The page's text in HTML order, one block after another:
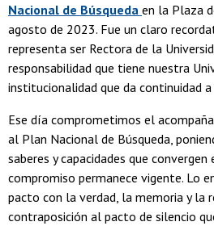
Nacional de Búsqueda en la Plaza
agosto de 2023. Fue un claro
representa ser Rectora de la
responsabilidad que tiene nuestra
institucionalidad que da continuidad
Ese día comprometimos el
al Plan Nacional de Búsqueda,
saberes y capacidades que
compromiso permanece vigente. Lo
pacto con la verdad, la memoria y la
contraposición al pacto de silencio